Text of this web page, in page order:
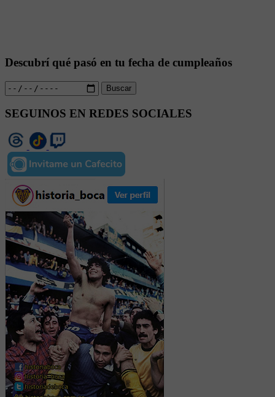
Descubrí qué pasó en tu fecha de cumpleaños
Buscar
SEGUINOS EN REDES SOCIALES